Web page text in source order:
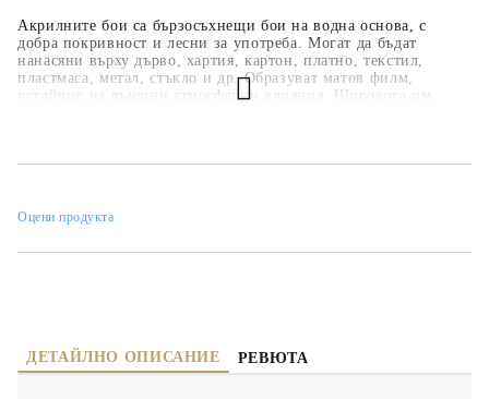
Акрилните бои са бързосъхнещи бои на водна основа, с
добра покривност и лесни за употреба. Могат да бъдат
нанасяни върху дърво, хартия, картон, платно, текстил,
пластмаса, метал, стъкло и др. Образуват матов филм,
устойчив на външни атмосферни влияния. Широкото им
цветова гама е над 35 цвята, но може да се произвеждат в над
Оцени продукта
ДЕТАЙЛНО ОПИСАНИЕ РЕВЮТА